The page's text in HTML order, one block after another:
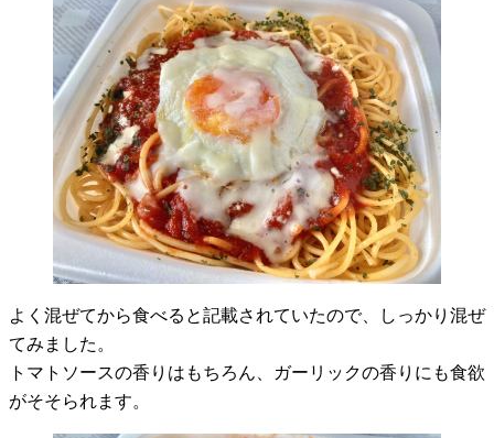
よく混ぜてから食べると記載されていたので、しっかり混ぜ
てみました。
トマトソースの香りはもちろん、ガーリックの香りにも食欲
がそそられます。